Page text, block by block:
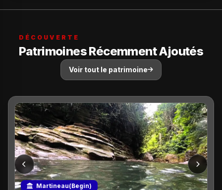
DÉCOUVERTE
Patrimoines Récemment Ajoutés
Voir tout le patrimoine
Martineau(Begin)